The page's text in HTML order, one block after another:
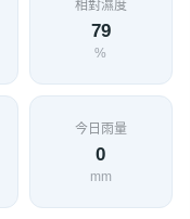
相對濕度
79
%
今日雨量
0
mm